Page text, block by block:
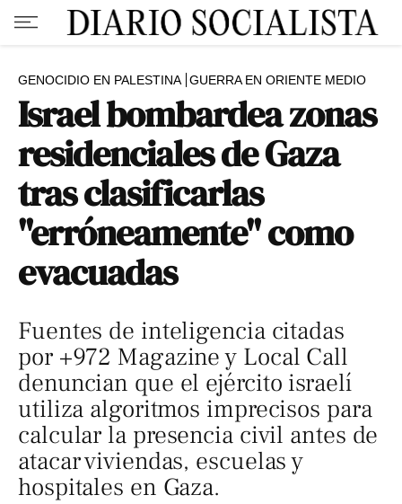
GENOCIDIO EN PALESTINA GUERRA EN ORIENTE MEDIO
Israel bombardea zonas
residenciales de Gaza
tras clasificarlas
"erróneamente" como
evacuadas
Fuentes de inteligencia citadas
por +972 Magazine y Local Call
denuncian que el ejército israelí
utiliza algoritmos imprecisos para
calcular la presencia civil antes de
atacar viviendas, escuelas y
hospitales en Gaza.